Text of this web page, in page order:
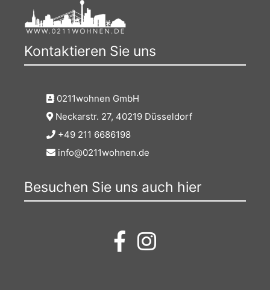
Kontaktieren Sie uns
0211wohnen GmbH
Neckarstr. 27, 40219 Düsseldorf
+49 211 6686198
info@0211wohnen.de
Besuchen Sie uns auch hier